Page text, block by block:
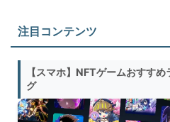
注目コンテンツ
【スマホ】NFTゲームおすすめ
グ